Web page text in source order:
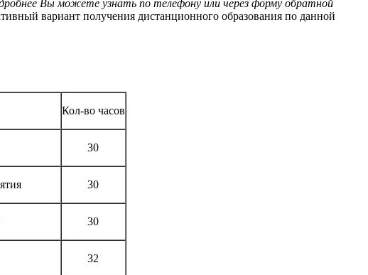
Вы можете узнать по телефону или через форму обратной
вариант получения дистанционного образования по данной
Кол-во часов
30
30
30
32